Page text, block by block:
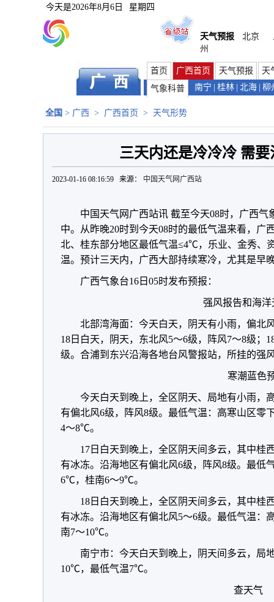
今天是2026年8月6日 星期四
天气预报 北京
州
首页 广西首页 天气预报
天
气象科普
南宁 桂林 北海 柳
全国 > 广西 > 广西首页 > 天气形势
三天内还是冷冷冷 需
2023-01-16 08:16:59 来源： 中国天气网广西站
中国天气网广西站讯 截至今天08时，广西
中。从昨晚20时到今天08时的最低气温来看，
北、桂东部分地区最低气温≤4℃，乐业、金秀、
温。预计三天内，广西大部持续寒冷，尤其是早
广西气象台16日05时发布预报：
强风报告和海洋
北部湾海面：今天白天，阴天有小雨，偏北
18日白天，阴天，东北风5～6级，阵风7～8级；
级。合浦到东兴沿海各地台风警报站，所挂的强
寒潮蓝色
今天白天到晚上，全区阴天、局地有小雨，
有偏北风6级，阵风8级。最低气温：高寒山区
4～8℃。
17日白天到晚上，全区阴天间多云，其中桂
有冰冻。沿海地区有偏北风6级，阵风8级。最低
6℃，桂南6～9℃。
18日白天到晚上，全区阴天间多云，其中桂
有冰冻。沿海地区有偏北风5～6级。最低气温
南7～10℃。
南宁市：今天白天到晚上，阴天间多云，局
10℃，最低气温7℃。
查天气